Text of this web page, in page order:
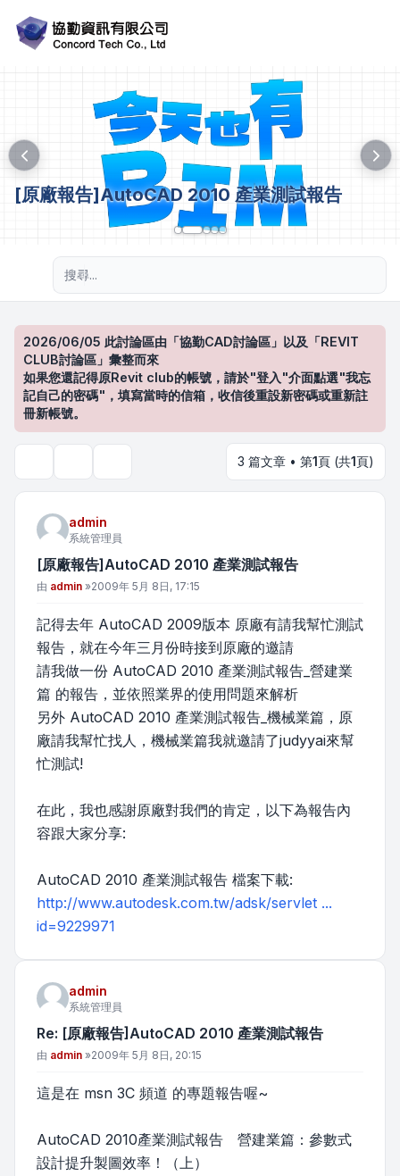
[原廠報告]AutoCAD 2010 產業測試報告
2026/06/05 此討論區由「協勤CAD討論區」以及「REVIT
CLUB討論區」彙整而來
如果您還記得原Revit club的帳號，請於"登入"介面點選"我忘
記自己的密碼"，填寫當時的信箱，收信後重設新密碼或重新註
冊新帳號。
3 篇文章 • 第1頁 (共1頁)
admin
系統管理員
[原廠報告]AutoCAD 2010 產業測試報告
文章
由 admin »2009年 5月 8日, 17:15
記得去年 AutoCAD 2009版本 原廠有請我幫忙測試
報告，就在今年三月份時接到原廠的邀請
請我做一份 AutoCAD 2010 產業測試報告_營建業
篇 的報告，並依照業界的使用問題來解析
另外 AutoCAD 2010 產業測試報告_機械業篇，原
廠請我幫忙找人，機械業篇我就邀請了judyyai來幫
忙測試!
在此，我也感謝原廠對我們的肯定，以下為報告內
容跟大家分享:
AutoCAD 2010 產業測試報告 檔案下載:
http://www.autodesk.com.tw/adsk/servlet ...
id=9229971
admin
系統管理員
Re: [原廠報告]AutoCAD 2010 產業測試報告
文章
由 admin »2009年 5月 8日, 20:15
這是在 msn 3C 頻道 的專題報告喔~
AutoCAD 2010產業測試報告 營建業篇：參數式
設計提升製圖效率！（上）